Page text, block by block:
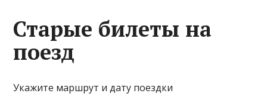
Старые билеты на
поезд
Укажите маршрут и дату поездки